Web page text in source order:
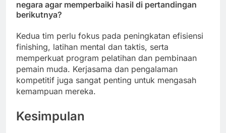
negara agar memperbaiki hasil di pertandingan
berikutnya?
Kedua tim perlu fokus pada peningkatan efisiensi
finishing, latihan mental dan taktis, serta
memperkuat program pelatihan dan pembinaan
pemain muda. Kerjasama dan pengalaman
kompetitif juga sangat penting untuk mengasah
kemampuan mereka.
Kesimpulan